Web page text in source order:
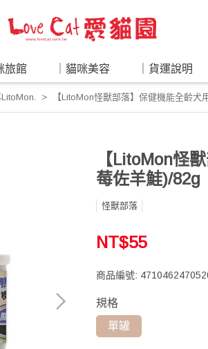
旅館 ｜貓咪美容 ｜貨運說明
【LitoMon怪獸部落】保健機能全齡犬
【LitoMon怪
莓佐羊鮭)/82g
怪獸部落
NT$55
商品編號:
規格
單罐